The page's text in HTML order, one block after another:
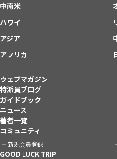
中南米
ハワイ
アジア
アフリカ
ウェブマガジン
特派員ブログ
ガイドブック
ニュース
著者一覧
コミュニティ
新規会員登録
GOOD LUCK TRIP